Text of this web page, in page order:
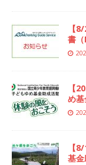
【
書（
【
め基
【
基